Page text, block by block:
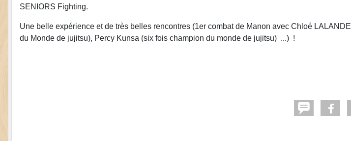
SENIORS Fighting.
Une belle expérience et de très belles rencontres (1er combat de Manon avec Chloé LALANDE
du Monde de jujitsu), Percy Kunsa (six fois champion du monde de jujitsu) ...) !